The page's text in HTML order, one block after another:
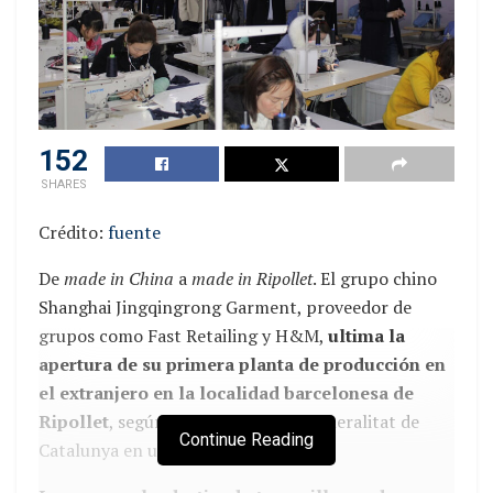
estima una reducción del consumo de agua entre un
10 y un 15% gracias a la instalación de una mini
depuradora, lo que también contribuirá a una
reducción del 25% en el consumo energético.
152
SHARES
Crédito: fuente
Demade in China amade in Ripollet. El grupo chino
Shanghai Jingqingrong Garment, proveedor de
grupos como Fast Retailing y H&M, ultima la
apertura de su primera planta de producción en
el extranjero en la localidad barcelonesa de
Ripollet, según ha adelantado la Generalitat de
Catalunya en un comunicado.
Continue Reading